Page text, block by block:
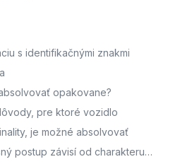
s identifikačnými znakmi
opakovane?
pre ktoré vozidlo
je možné absolvovať
postup závisí od charakteru